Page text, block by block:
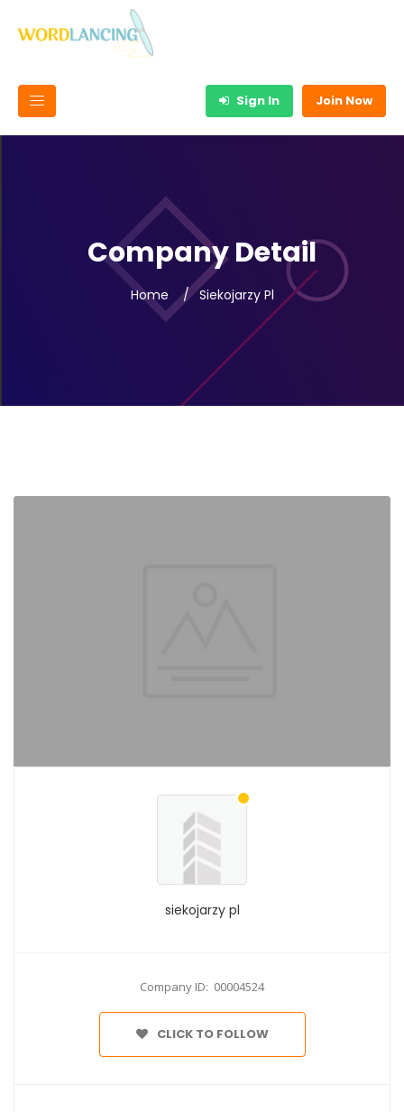
Sign In Join Now
Company Detail
Home Siekojarzy Pl
siekojarzy pl
Company ID: 00004524
CLICK TO FOLLOW